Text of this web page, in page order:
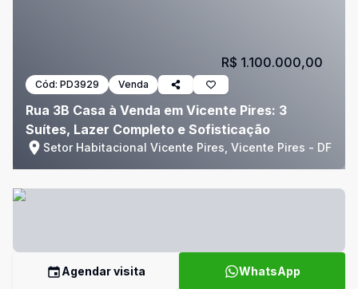
Cód: PD3929 Venda
Rua 3B Casa à Venda em Vicente Pires: 3
Suítes, Lazer Completo e Sofisticação
Setor Habitacional Vicente Pires, Vicente Pires - DF
R$ 1.100.000,00
Agendar visita WhatsApp